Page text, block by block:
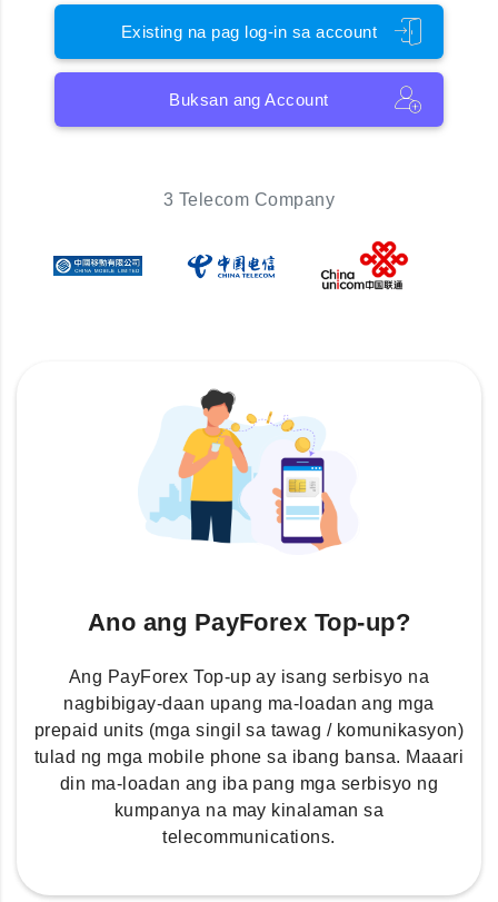
Existing na pag log-in sa account
Buksan ang Account
3 Telecom Company
Ano ang PayForex Top-up?
Ang PayForex Top-up ay isang serbisyo na
nagbibigay-daan upang ma-loadan ang mga
prepaid units (mga singil sa tawag / komunikasyon)
tulad ng mga mobile phone sa ibang bansa. Maaari
din ma-loadan ang iba pang mga serbisyo ng
kumpanya na may kinalaman sa
telecommunications.